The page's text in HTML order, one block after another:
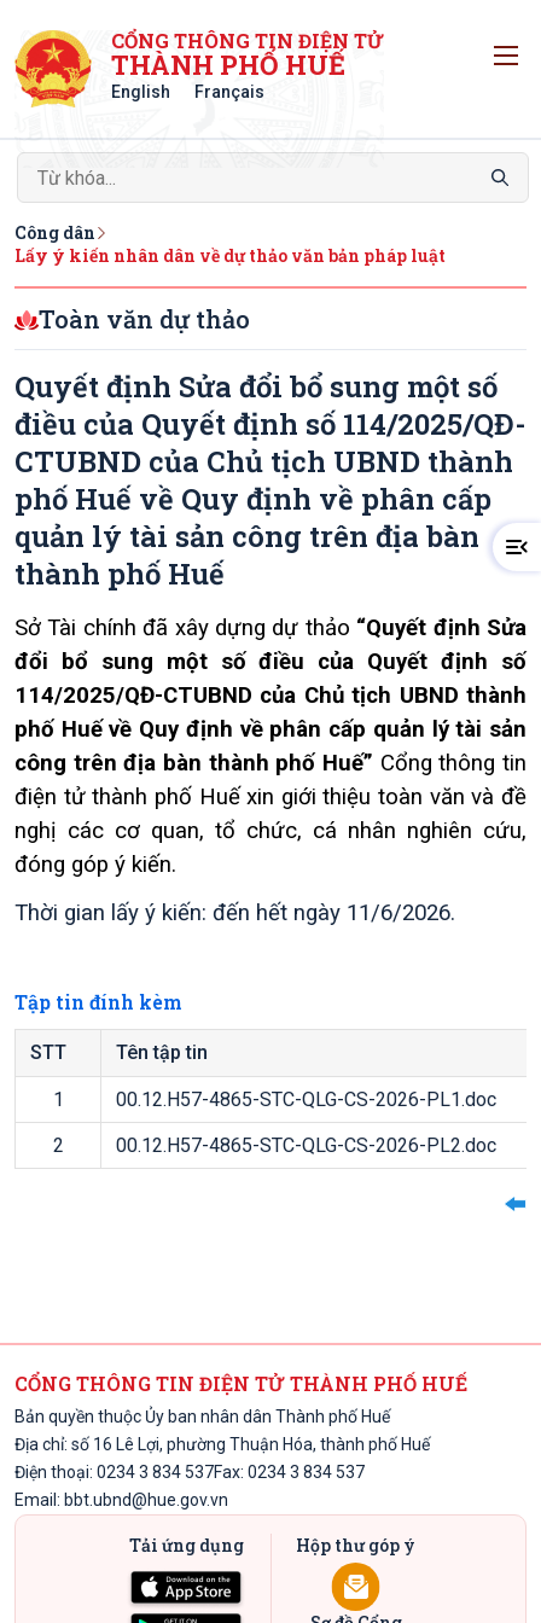
CỔNG THÔNG TIN ĐIỆN TỬ
THÀNH PHỐ HUẾ
English Français
Công dân
Lấy ý kiến nhân dân về dự thảo văn bản pháp luật
Toàn văn dự thảo
Quyết định Sửa đổi bổ sung một số
điều của Quyết định số 114/2025/QĐ-
CTUBND của Chủ tịch UBND thành
phố Huế về Quy định về phân cấp
quản lý tài sản công trên địa bàn
thành phố Huế
Sở Tài chính đã xây dựng dự thảo “Quyết định Sửa
đổi bổ sung một số điều của Quyết định số
114/2025/QĐ-CTUBND của Chủ tịch UBND thành
phố Huế về Quy định về phân cấp quản lý tài sản
công trên địa bàn thành phố Huế” Cổng thông tin
điện tử thành phố Huế xin giới thiệu toàn văn và đề
nghị các cơ quan, tổ chức, cá nhân nghiên cứu,
đóng góp ý kiến.
Thời gian lấy ý kiến: đến hết ngày 11/6/2026.
Tập tin đính kèm
STT Tên tập tin
1
00.12.H57-4865-STC-QLG-CS-2026-PL1.doc
2
00.12.H57-4865-STC-QLG-CS-2026-PL2.doc
CỔNG THÔNG TIN ĐIỆN TỬ THÀNH PHỐ HUẾ
Bản quyền thuộc Ủy ban nhân dân Thành phố Huế
Địa chỉ: số 16 Lê Lợi, phường Thuận Hóa, thành phố Huế
Điện thoại: 0234 3 834 537Fax: 0234 3 834 537
Email: bbt.ubnd@hue.gov.vn
Tải ứng dụng Hộp thư góp ý